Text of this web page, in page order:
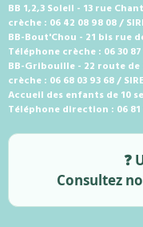
BB 1,2,3 Soleil - 13 rue
crèche : 06 42 08 98 08 /
BB-Bout'Chou - 21 bis rue
Téléphone crèche : 06 30 87
BB-Gribouille - 22 route de
crèche : 06 68 03 93 68 /
Accueil des enfants de 10
Téléphone direction : 06 81
❓
Consultez